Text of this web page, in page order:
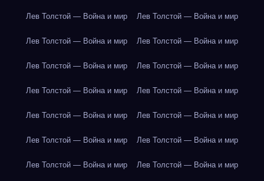
Лев Толстой — Война и мир Лев Толстой — Война и мир
Лев Толстой — Война и мир Лев Толстой — Война и мир
Лев Толстой — Война и мир Лев Толстой — Война и мир
Лев Толстой — Война и мир Лев Толстой — Война и мир
Лев Толстой — Война и мир Лев Толстой — Война и мир
Лев Толстой — Война и мир Лев Толстой — Война и мир
Лев Толстой — Война и мир Лев Толстой — Война и мир